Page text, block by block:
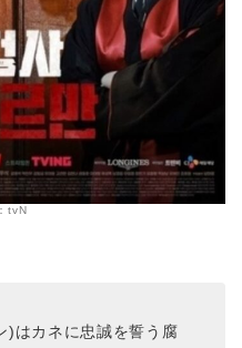
tvN
)はカネに忠誠を誓う腐